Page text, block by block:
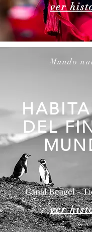
ver
Mundo
DEL
Canal Beagel -
ver